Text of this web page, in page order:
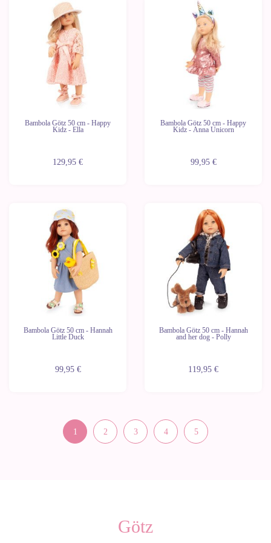
Bambola Götz 50 cm - Happy
Kidz - Ella
129,95 €
Bambola Götz 50 cm - Happy
Kidz - Anna Unicorn
99,95 €
Bambola Götz 50 cm - Hannah
Little Duck
99,95 €
Bambola Götz 50 cm - Hannah
and her dog - Polly
119,95 €
1 2 3 4 5
Götz